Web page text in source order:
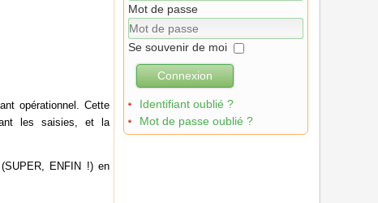
opérationnel. Cette
les saisies, et la
ENFIN !) en
Mot de passe
Se souvenir de moi
Connexion
Identifiant oublié ?
Mot de passe oublié ?